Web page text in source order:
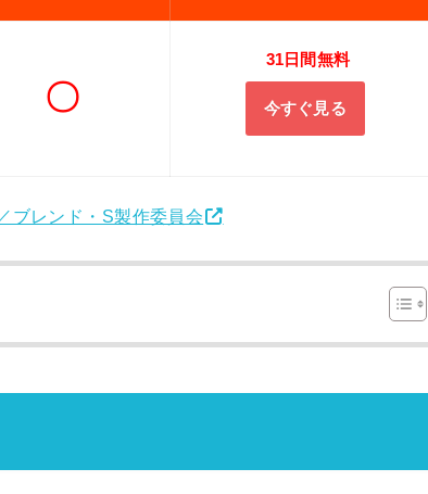
〇
31日間無料
今すぐ見る
ブレンド・S製作委員会